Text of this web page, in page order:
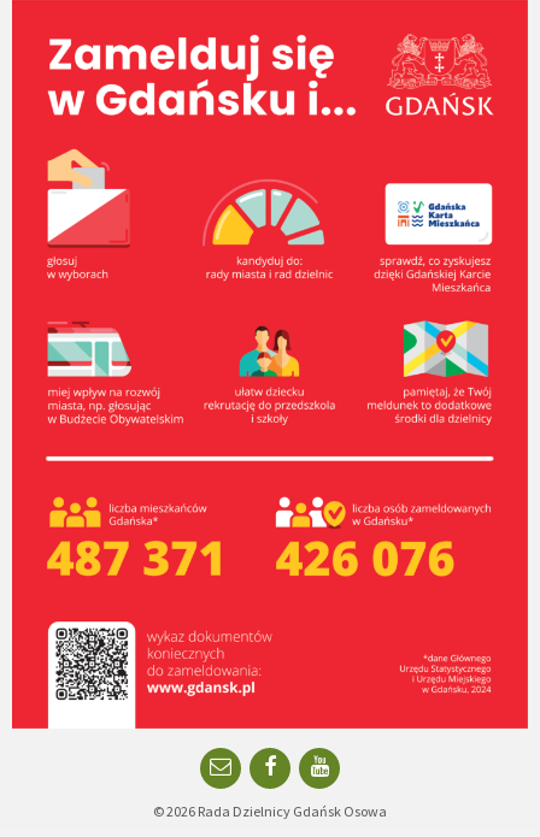
EmailFacebookYouTube
© 2026 Rada Dzielnicy Gdańsk Osowa